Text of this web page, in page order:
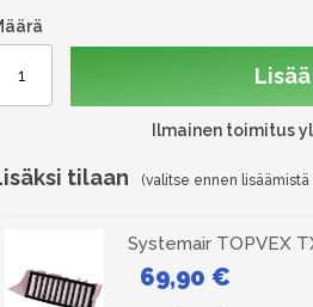
Ilmainen toimitus
tilaan
Systemair TOPVEX
69,90 €